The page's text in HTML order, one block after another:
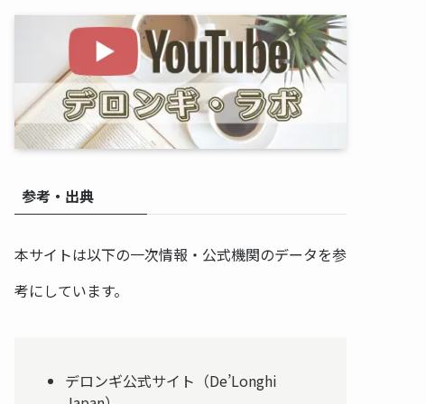
参考・出典
本サイトは以下の一次情報・公式機関のデータを参
考にしています。
デロンギ公式サイト（De’Longhi